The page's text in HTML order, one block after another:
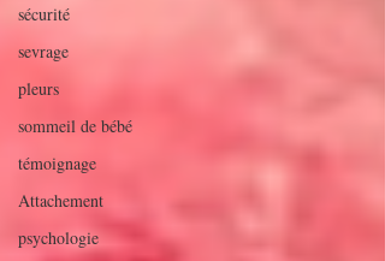
sécurité
sevrage
pleurs
sommeil de bébé
témoignage
Attachement
psychologie